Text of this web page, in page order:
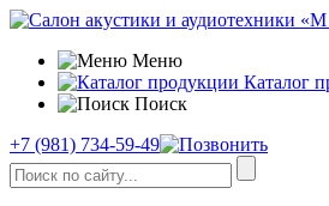
Меню
Каталог
Поиск
+7 (981) 734-59-49